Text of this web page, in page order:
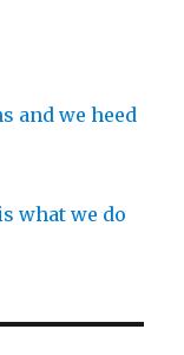
and we heed
what we do